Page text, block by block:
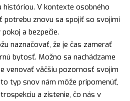
históriou. V kontexte osobného
znovu sa spojiť so svojimi
a bezpečie.
naznačovať, že je čas zamerať
bytosť. Možno sa nachádzame
venovať väčšiu pozornosť svojim
typ snov nám môže pripomenúť,
a zistenie, čo nás v